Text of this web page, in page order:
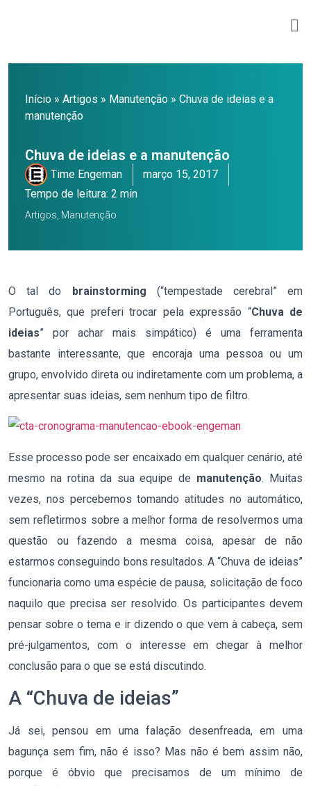
Início » Artigos » Manutenção » Chuva de ideias e a
manutenção
Chuva de ideias e a manutenção
Time Engeman
março 15, 2017
Tempo de leitura: 2 min
Artigos Manutenção
O tal do brainstorming (“tempestade cerebral” em
Português, que preferi trocar pela expressão “Chuva de
ideias” por achar mais simpático) é uma ferramenta
bastante interessante, que encoraja uma pessoa ou um
grupo, envolvido direta ou indiretamente com um problema, a
apresentar suas ideias, sem nenhum tipo de filtro.
Esse processo pode ser encaixado em qualquer cenário, até
mesmo na rotina da sua equipe de manutenção. Muitas
vezes, nos percebemos tomando atitudes no automático,
sem refletirmos sobre a melhor forma de resolvermos uma
questão ou fazendo a mesma coisa, apesar de não
estarmos conseguindo bons resultados. A “Chuva de ideias”
funcionaria como uma espécie de pausa, solicitação de foco
naquilo que precisa ser resolvido. Os participantes devem
pensar sobre o tema e ir dizendo o que vem à cabeça, sem
pré-julgamentos, com o interesse em chegar à melhor
conclusão para o que se está discutindo.
A “Chuva de ideias”
Já sei, pensou em uma falação desenfreada, em uma
bagunça sem fim, não é isso? Mas não é bem assim não,
porque é óbvio que precisamos de um mínimo de